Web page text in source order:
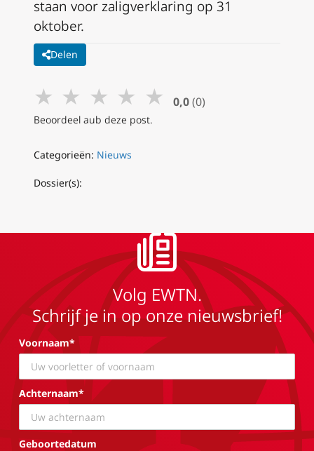
staan voor zaligverklaring op 31
oktober.
Delen
★ ★ ★ ★ ★ 0,0 (0)
Beoordeel aub deze post.
Categorieën: Nieuws
Dossier(s):
Volg EWTN.
Schrijf je in op onze nieuwsbrief!
Voornaam*
Achternaam*
Geboortedatum